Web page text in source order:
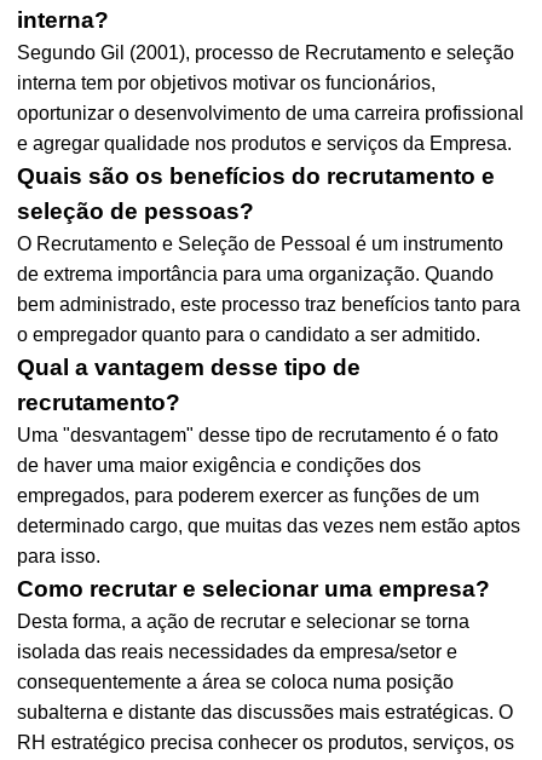
interna?
Segundo Gil (2001), processo de Recrutamento e seleção
interna tem por objetivos motivar os funcionários,
oportunizar o desenvolvimento de uma carreira profissional
e agregar qualidade nos produtos e serviços da Empresa.
Quais são os benefícios do recrutamento e
seleção de pessoas?
O Recrutamento e Seleção de Pessoal é um instrumento
de extrema importância para uma organização. Quando
bem administrado, este processo traz benefícios tanto para
o empregador quanto para o candidato a ser admitido.
Qual a vantagem desse tipo de
recrutamento?
Uma "desvantagem" desse tipo de recrutamento é o fato
de haver uma maior exigência e condições dos
empregados, para poderem exercer as funções de um
determinado cargo, que muitas das vezes nem estão aptos
para isso.
Como recrutar e selecionar uma empresa?
Desta forma, a ação de recrutar e selecionar se torna
isolada das reais necessidades da empresa/setor e
consequentemente a área se coloca numa posição
subalterna e distante das discussões mais estratégicas. O
RH estratégico precisa conhecer os produtos, serviços, os